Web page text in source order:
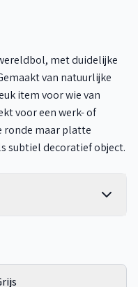
met duidelijke
van natuurlijke
item voor wie van
voor een werk- of
ronde maar platte
subtiel decoratief object.